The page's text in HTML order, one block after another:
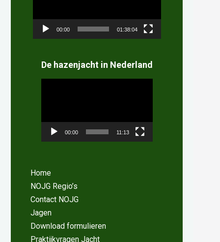
00:00 01:38:04
De hazenjacht in Nederland
00:00 11:13
Home
NOJG Regio’s
Contact NOJG
Jagen
Download formulieren
Praktijkvragen Jacht